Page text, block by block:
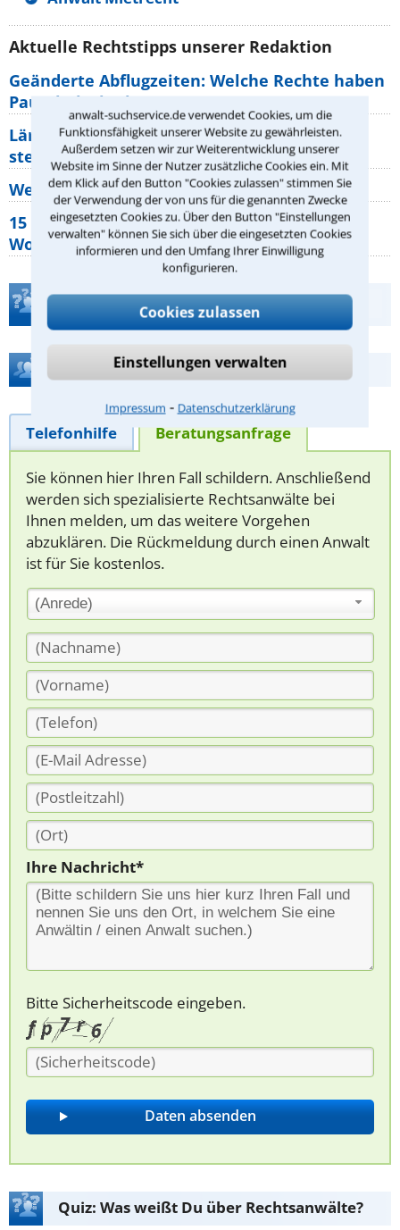
anwalt-suchservice.de verwendet Cookies, um die
Funktionsfähigkeit unserer Website zu gewährleisten.
Außerdem setzen wir zur Weiterentwicklung unserer
Website im Sinne der Nutzer zusätzliche Cookies ein. Mit
dem Klick auf den Button "Cookies zulassen" stimmen Sie
der Verwendung der von uns für die genannten Zwecke
eingesetzten Cookies zu. Über den Button "Einstellungen
verwalten" können Sie sich über die eingesetzten Cookies
informieren und den Umfang Ihrer Einwilligung
konfigurieren.
Cookies zulassen
Einstellungen verwalten
Impressum ⁃ Datenschutzerklärung
Aktuelle Rechtstipps unserer Redaktion
Geänderte Abflugzeiten: Welche Rechte haben
Pauschalurlauber?
Lärm von den Nachbarn: Welche Rechte
stehen mir zu?
Wer muss Zweitwohnungssteuer zahlen?
15 elementare Rechte, die jeder
Wohnungseigentümer kennen sollte
Teste Dein Rechtswissen
Hilfe bei Ihrer Anwaltsuche?
Telefonhilfe Beratungsanfrage
Sie können hier Ihren Fall schildern. Anschließend
werden sich spezialisierte Rechtsanwälte bei
Ihnen melden, um das weitere Vorgehen
abzuklären. Die Rückmeldung durch einen Anwalt
ist für Sie kostenlos.
(Anrede)
Ihre Nachricht*
Bitte Sicherheitscode eingeben.
Quiz: Was weißt Du über Rechtsanwälte?